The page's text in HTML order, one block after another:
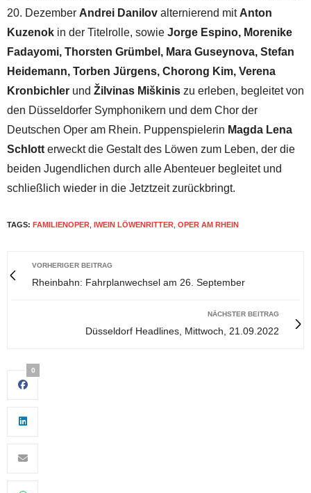
20. Dezember Andrei Danilov alternierend mit Anton
Kuzenok in der Titelrolle, sowie Jorge Espino, Morenike
Fadayomi, Thorsten Grümbel, Mara Guseynova, Stefan
Heidemann, Torben Jürgens, Chorong Kim, Verena
Kronbichler und Žilvinas Miškinis zu erleben, begleitet von
den Düsseldorfer Symphonikern und dem Chor der
Deutschen Oper am Rhein. Puppenspielerin Magda Lena
Schlott erweckt die Gestalt des Löwen zum Leben, der die
beiden Jugendlichen durch alle Abenteuer begleitet und
schließlich wieder in die Jetztzeit zurückbringt.
TAGS: FAMILIENOPER IWEIN LÖWENRITTER OPER AM RHEIN
VORHERIGER BEITRAG
Rheinbahn: Fahrplanwechsel am 26. September
NÄCHSTER BEITRAG
Düsseldorf Headlines, Mittwoch, 21.09.2022
0